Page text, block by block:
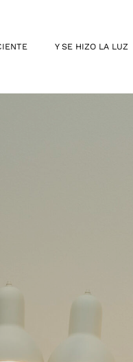
Y SE HIZO LA LUZ